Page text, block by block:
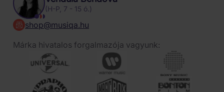
(H-P, 7 - 15 ó.)
shop@musiqa.hu
Márka hivatalos forgalmazója vagyunk: